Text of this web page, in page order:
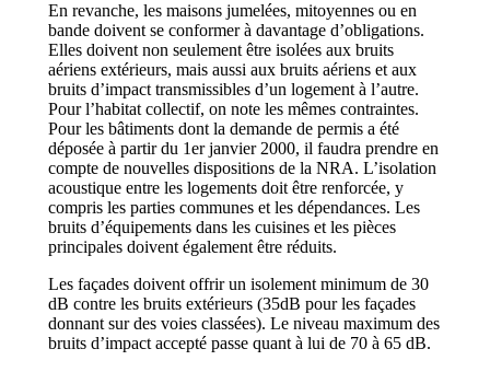
En revanche, les maisons jumelées, mitoyennes ou en
bande doivent se conformer à davantage d’obligations.
Elles doivent non seulement être isolées aux bruits
aériens extérieurs, mais aussi aux bruits aériens et aux
bruits d’impact transmissibles d’un logement à l’autre.
Pour l’habitat collectif, on note les mêmes contraintes.
Pour les bâtiments dont la demande de permis a été
déposée à partir du 1er janvier 2000, il faudra prendre en
compte de nouvelles dispositions de la NRA. L’isolation
acoustique entre les logements doit être renforcée, y
compris les parties communes et les dépendances. Les
bruits d’équipements dans les cuisines et les pièces
principales doivent également être réduits.
Les façades doivent offrir un isolement minimum de 30
dB contre les bruits extérieurs (35dB pour les façades
donnant sur des voies classées). Le niveau maximum des
bruits d’impact accepté passe quant à lui de 70 à 65 dB.